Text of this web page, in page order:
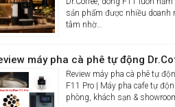
sản phẩm được nhiều doanh
tâm nhờ…
Review máy pha cà phê tự
F11 Pro | Máy pha cafe tự
phòng, khách sạn &